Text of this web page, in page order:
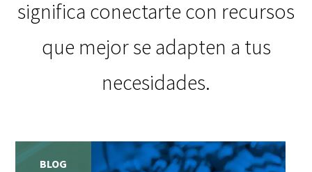
significa conectarte con recursos
que mejor se adapten a tus
necesidades.
BLOG